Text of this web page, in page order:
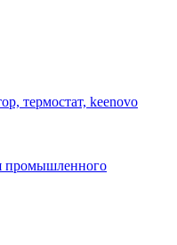
термостат, keenovo
промышленного